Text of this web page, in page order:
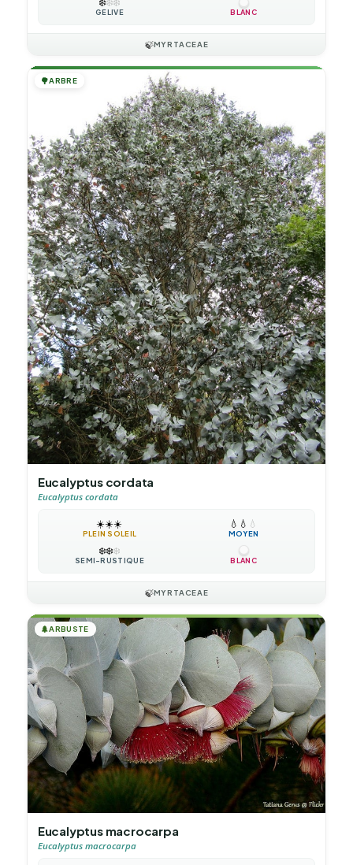
GÉLIVE BLANC
🍃MYRTACEAE
🌳ARBRE
Eucalyptus cordata
Eucalyptus cordata
☀️☀️☀️
PLEIN SOLEIL
💧 💧 💧
MOYEN
❄️❄️❄️
SEMI-RUSTIQUE BLANC
🍃MYRTACEAE
🌲ARBUSTE
Eucalyptus macrocarpa
Eucalyptus macrocarpa